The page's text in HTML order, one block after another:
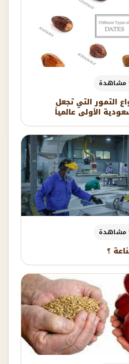
التمور التي تجعل
الأولى عالمياً
؟